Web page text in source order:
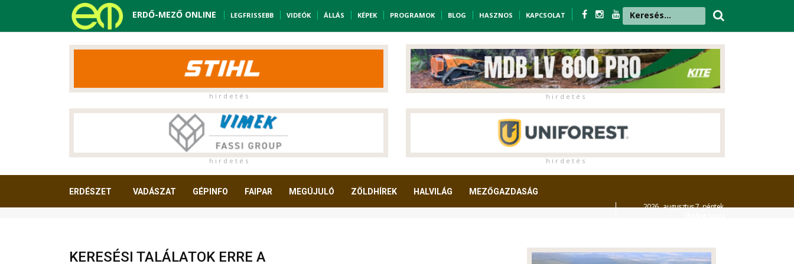
ERDŐ-MEZŐ ONLINE LEGFRISSEBB VIDEÓK ÁLLÁS KÉPEK PROGRAMOK BLOG HASZNOS KAPCSOLAT
h i r d e t é s h i r d e t é s
h i r d e t é s h i r d e t é s
ERDÉSZET VADÁSZAT GÉPINFO FAIPAR MEGÚJULÓ ZÖLDHÍREK HALVILÁG MEZŐGAZDASÁG
2026. augusztus 7. péntek,
KERESÉSI TALÁLATOK ERRE A